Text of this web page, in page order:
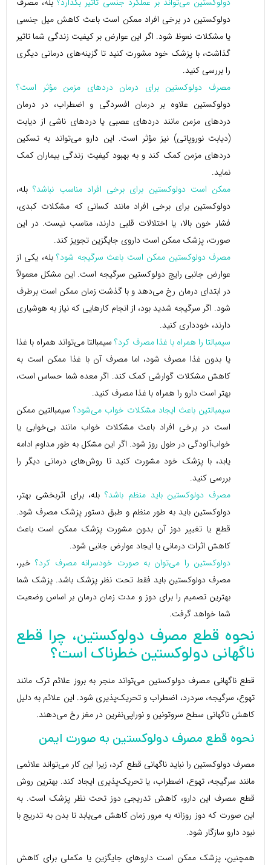
دولوکستین در برخی افراد ممکن است باعث کاهش میل جنسی
یا مشکلات نعوظ شود. اگر این عوارض بر کیفیت زندگی شما تاثیر
گذاشت، با پزشک خود مشورت کنید تا گزینه‌های درمانی دیگری
را بررسی کنید.
مصرف دولوکستین برای درمان دردهای مزمن مؤثر است؟
دولوکستین علاوه بر درمان افسردگی و اضطراب، در درمان
دردهای مزمن مانند دردهای عصبی یا دردهای ناشی از دیابت
(دیابت نوروپاتی) نیز مؤثر است. این دارو می‌تواند به تسکین
دردهای مزمن کمک کند و به بهبود کیفیت زندگی بیماران کمک
نماید.
ممکن است دولوکستین برای برخی افراد مناسب نباشد؟بله،
دولوکستین برای برخی افراد مانند کسانی که مشکلات کبدی،
فشار خون بالا، یا اختلالات قلبی دارند، مناسب نیست. در این
صورت، پزشک ممکن است داروی جایگزین تجویز کند.
مصرف دولوکستین ممکن است باعث سرگیجه شود؟بله، یکی از
عوارض جانبی رایج دولوکستین سرگیجه است. این مشکل معمولاً
در ابتدای درمان رخ می‌دهد و با گذشت زمان ممکن است برطرف
شود. اگر سرگیجه شدید بود، از انجام کارهایی که نیاز به هوشیاری
دارند، خودداری کنید.
سیمبالتا را همراه با غذا مصرف کرد؟سیمبالتا می‌تواند همراه با غذا
یا بدون غذا مصرف شود، اما مصرف آن با غذا ممکن است به
کاهش مشکلات گوارشی کمک کند. اگر معده شما حساس است،
بهتر است دارو را همراه با غذا مصرف کنید.
سیمبالتین باعث ایجاد مشکلات خواب می‌شود؟ سیمبالتین ممکن
است در برخی افراد باعث مشکلات خواب مانند بی‌خوابی یا
خواب‌آلودگی در طول روز شود. اگر این مشکل به طور مداوم ادامه
یابد، با پزشک خود مشورت کنید تا روش‌های درمانی دیگر را
بررسی کنید.
مصرف دولوکستین باید منظم باشد؟ بله، برای اثربخشی بهتر،
دولوکستین باید به طور منظم و طبق دستور پزشک مصرف شود.
قطع یا تغییر دوز آن بدون مشورت پزشک ممکن است باعث
کاهش اثرات درمانی یا ایجاد عوارض جانبی شود.
دولوکستین را می‌توان به صورت خودسرانه مصرف کرد؟خیر،
مصرف دولوکستین باید فقط تحت نظر پزشک باشد. پزشک شما
بهترین تصمیم را برای دوز و مدت زمان درمان بر اساس وضعیت
شما خواهد گرفت.
نحوه قطع مصرف دولوکستین، چرا قطع
ناگهانی دولوکستین خطرناک است؟
قطع ناگهانی مصرف دولوکستین می‌تواند منجر به بروز علائم ترک مانند
تهوع، سرگیجه، سردرد، اضطراب و تحریک‌پذیری شود. این علائم به دلیل
کاهش ناگهانی سطح سروتونین و نوراپی‌نفرین در مغز رخ می‌دهند.
نحوه قطع مصرف دولوکستین به صورت ایمن
مصرف دولوکستین را نباید ناگهانی قطع کرد، زیرا این کار می‌تواند علائمی
مانند سرگیجه، تهوع، اضطراب، یا تحریک‌پذیری ایجاد کند. بهترین روش
قطع مصرف این دارو، کاهش تدریجی دوز تحت نظر پزشک است. به
این صورت که دوز روزانه به مرور زمان کاهش می‌یابد تا بدن به تدریج با
نبود دارو سازگار شود.
همچنین، پزشک ممکن است داروهای جایگزین یا مکملی برای کاهش